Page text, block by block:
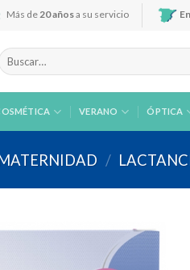
Más de20 añosa su servicio
Buscar
por:
VERANO ÓPTICA
/